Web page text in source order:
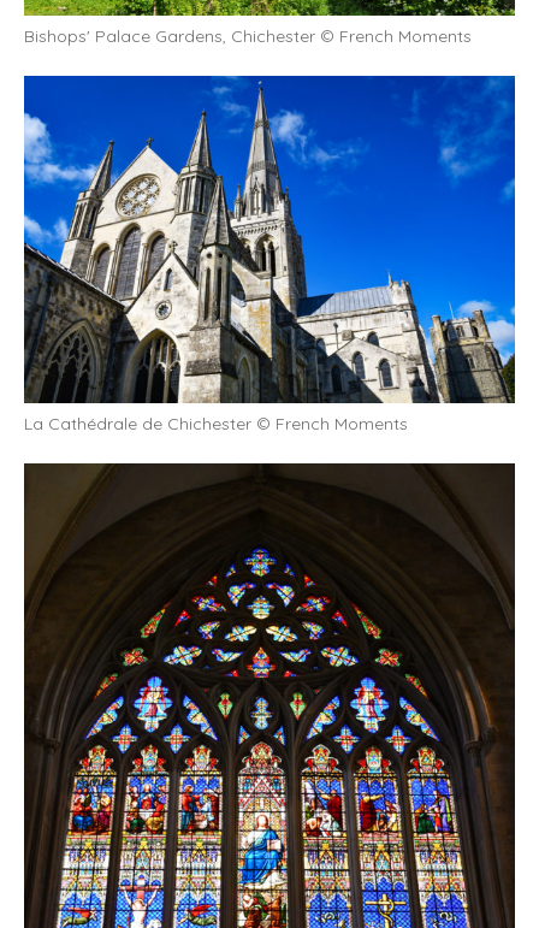
Bishops' Palace Gardens, Chichester © French Moments
La Cathédrale de Chichester © French Moments